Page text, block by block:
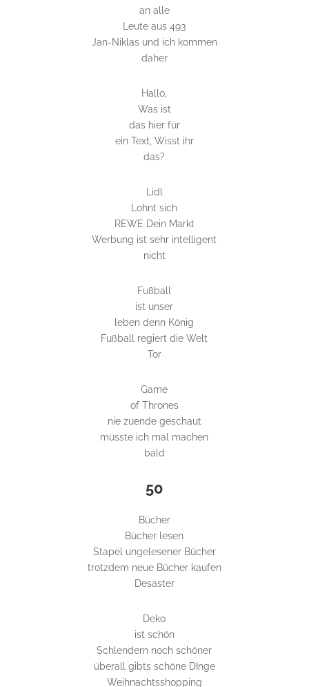
an alle
Leute aus 493
Jan-Niklas und ich kommen
daher
Hallo,
Was ist
das hier für
ein Text, Wisst ihr
das?
Lidl
Lohnt sich
REWE Dein Markt
Werbung ist sehr intelligent
nicht
Fußball
ist unser
leben denn König
Fußball regiert die Welt
Tor
Game
of Thrones
nie zuende geschaut
müsste ich mal machen
bald
50
Bücher
Bücher lesen
Stapel ungelesener Bücher
trotzdem neue Bücher kaufen
Desaster
Deko
ist schön
Schlendern noch schöner
überall gibts schöne DInge
Weihnachtsshopping